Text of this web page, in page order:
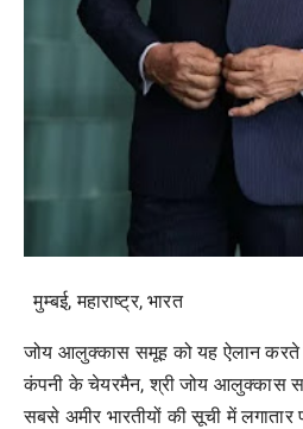
मुम्बई, महाराष्ट्र, भारत
जोय आलुक्काससमूह को यह ऐलान करते
कंपनी के चेयरमैन, श्री जोय आलुक्कास
सबसे अमीर भारतीयों की सूची में